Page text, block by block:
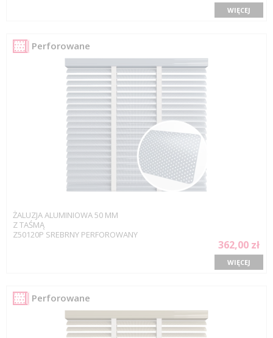
WIĘCEJ
Perforowane
ŻALUZJA ALUMINIOWA 50 MM
Z TAŚMĄ
Z50120P SREBRNY PERFOROWANY
362,00 zł
WIĘCEJ
Perforowane